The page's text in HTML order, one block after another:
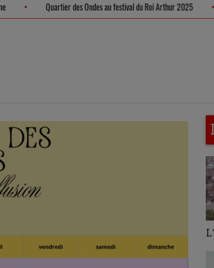
Blosne Quartier des Ondes au festival du Roi Arthur 2025